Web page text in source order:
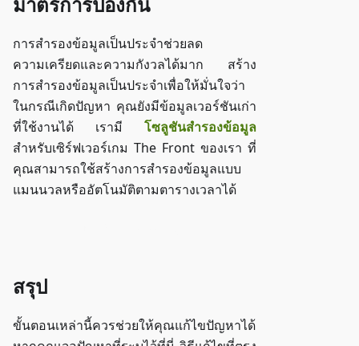
การสำรองข้อมูลเป็นประจำช่วยลด
ความเครียดและความกังวลได้มาก สร้าง
การสำรองข้อมูลเป็นประจำเพื่อให้มั่นใจว่า
ในกรณีเกิดปัญหา คุณยังมีข้อมูลเวอร์ชันเก่า
ที่ใช้งานได้ เรามี โซลูชันสำรองข้อมูล
สำหรับเซิร์ฟเวอร์เกม The Front ของเรา ที่
คุณสามารถใช้สร้างการสำรองข้อมูลแบบ
แมนนวลหรืออัตโนมัติตามตารางเวลาได้
สรุป
ขั้นตอนเหล่านี้ควรช่วยให้คุณแก้ไขปัญหาได้